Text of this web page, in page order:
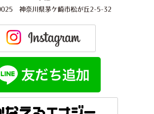
神奈川県茅ケ崎市松が丘2-5-32